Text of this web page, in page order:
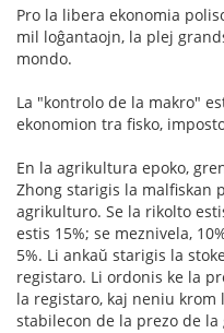
Pro la libera ekonomia
mil loĝantaojn, la plej
mondo.
La "kontrolo de la makro"
ekonomion tra fisko,
En la agrikultura epoko,
Zhong starigis la malfiskan
agrikulturo. Se la rikolto
estis 15%; se meznivela,
5%. Li ankaŭ starigis la
registaro. Li ordonis ke la
la registaro, kaj neniu
stabilecon de la prezo de la